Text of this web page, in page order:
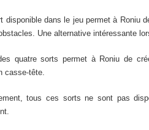
disponible dans le jeu permet à Roniu
Une alternative intéressante
quatre sorts permet à Roniu de
casse-tête.
tous ces sorts ne sont pas